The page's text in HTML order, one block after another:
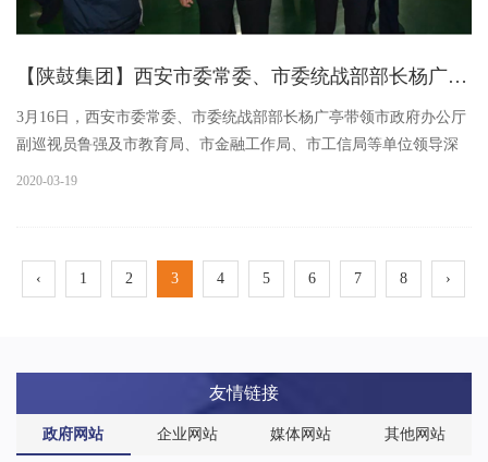
【陕鼓集团】西安市委常委、市委统战部部长杨广亭深入陕鼓实地调研指导疫情防控及复工复产工作
3月16日，西安市委常委、市委统战部部长杨广亭带领市政府办公厅
副巡视员鲁强及市教育局、市金融工作局、市工信局等单位领导深
一行。杨广亭部长一行先后来到陕鼓总装车间、能源互联岛，逐一
2020-03-19
‹ 1 2 3 4 5 6 7 8 ›
友情链接
政府网站 企业网站 媒体网站 其他网站